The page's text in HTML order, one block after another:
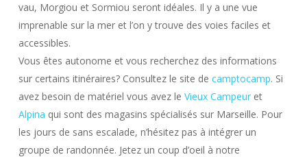
vau, Morgiou et Sormiou seront idéales. Il y a une vue
imprenable sur la mer et l’on y trouve des voies faciles et
accessibles.
Vous êtes autonome et vous recherchez des informations
sur certains itinéraires? Consultez le site de camptocamp. Si
avez besoin de matériel vous avez le Vieux Campeuret
Alpina qui sont des magasins spécialisés sur Marseille. Pour
les jours de sans escalade, n’hésitez pas à intégrer un
groupe de randonnée. Jetez un coup d’oeil à notre